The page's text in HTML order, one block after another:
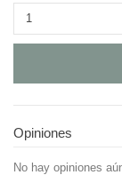
Opiniones
No hay opiniones